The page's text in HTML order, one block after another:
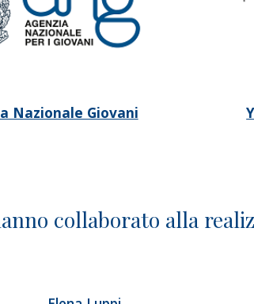
Nazionale Giovani
collaborato alla